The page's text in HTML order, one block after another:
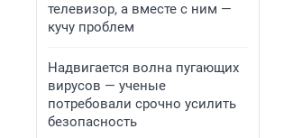
телевизор, а вместе с ним —
кучу проблем
Надвигается волна пугающих
вирусов — ученые
потребовали срочно усилить
безопасность